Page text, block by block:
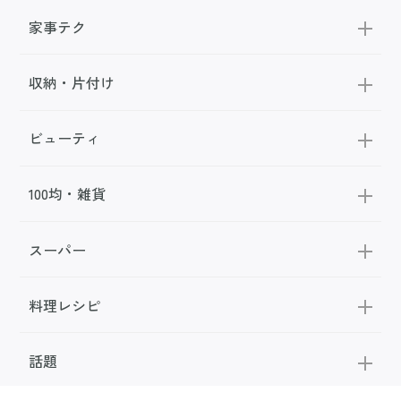
家事テク
収納・片付け
ビューティ
100均・雑貨
スーパー
料理レシピ
話題